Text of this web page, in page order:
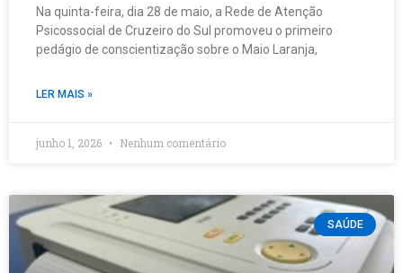
Na quinta-feira, dia 28 de maio, a Rede de Atenção
Psicossocial de Cruzeiro do Sul promoveu o primeiro
pedágio de conscientização sobre o Maio Laranja,
LER MAIS »
junho 1, 2026 Nenhum comentário
SAÚDE